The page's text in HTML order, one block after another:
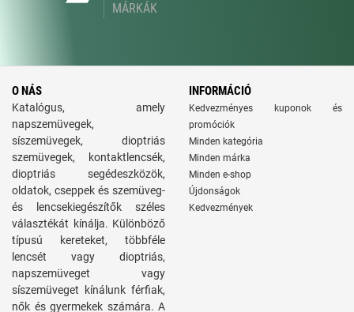
MÁRKÁK
O NÁS
Katalógus, amely
napszemüvegek,
síszemüvegek, dioptriás
szemüvegek, kontaktlencsék,
dioptriás segédeszközök,
oldatok, cseppek és szemüveg-
és lencsekiegészítők széles
választékát kínálja. Különböző
típusú kereteket, többféle
lencsét vagy dioptriás,
napszemüveget vagy
síszemüveget kínálunk férfiak,
nők és gyermekek számára. A
INFORMÁCIÓ
Kedvezményes kuponok és
promóciók
Minden kategória
Minden márka
Minden e-shop
Újdonságok
Kedvezmények